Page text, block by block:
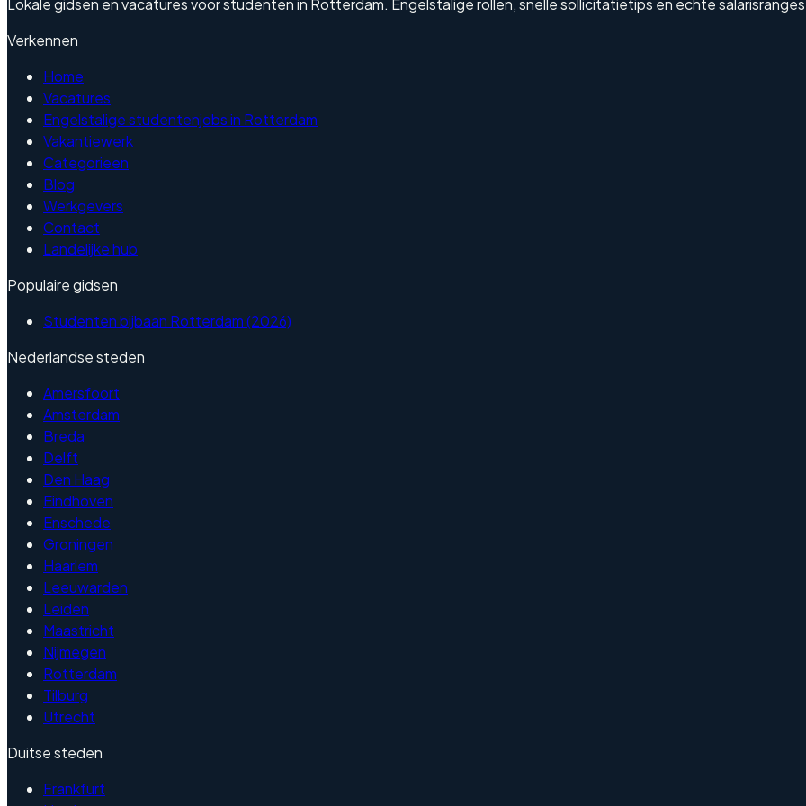
Lokale gidsen en vacatures voor studenten in Rotterdam. Engelstalige rollen, snelle sollicitatietips en echte
Verkennen
Home
Vacatures
Engelstalige studentenjobs in Rotterdam
Vakantiewerk
Categorieen
Blog
Werkgevers
Contact
Landelijke hub
Populaire gidsen
Studenten bijbaan Rotterdam (2026)
Nederlandse steden
Amersfoort
Amsterdam
Breda
Delft
Den Haag
Eindhoven
Enschede
Groningen
Haarlem
Leeuwarden
Leiden
Maastricht
Nijmegen
Rotterdam
Tilburg
Utrecht
Duitse steden
Frankfurt